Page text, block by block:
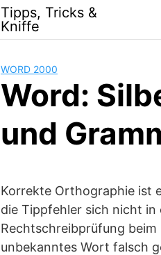
Tipps, Tricks &
Kniffe
WORD 2000
Word:
und
Korrekte Orthographie ist
die Tippfehler sich nicht
Rechtschreibprüfung
unbekanntes Wort falsch